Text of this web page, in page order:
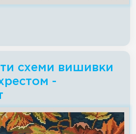
схеми вишивки
-